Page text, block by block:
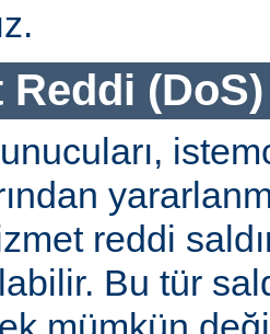
(DoS)
reddi
Bu tür